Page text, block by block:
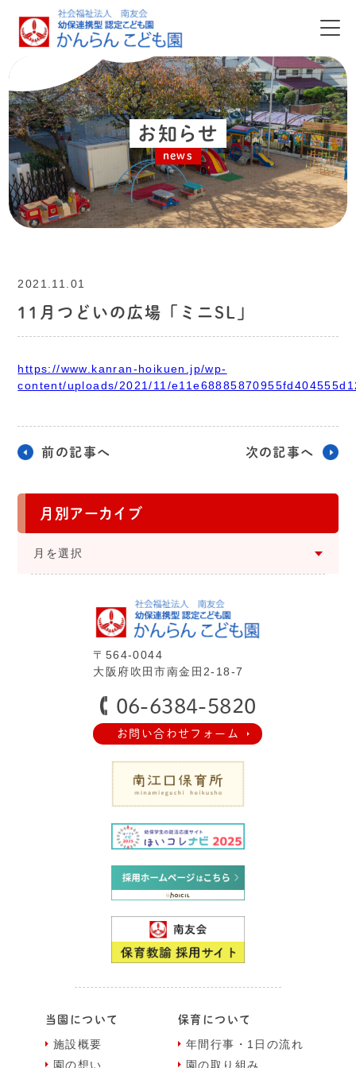
お知らせ
news
2021.11.01
11月つどいの広場「ミニSL」
https://www.kanran-hoikuen.jp/wp-
content/uploads/2021/11/
前の記事へ 次の記事へ
月別アーカイブ
⽉を選択
〒564-0044
⼤阪府吹⽥市南⾦⽥2-18-7
06-6384-5820
お問い合わせフォーム
当園について
施設概要
園の想い
保育について
年間⾏事・1⽇の流れ
園の取り組み